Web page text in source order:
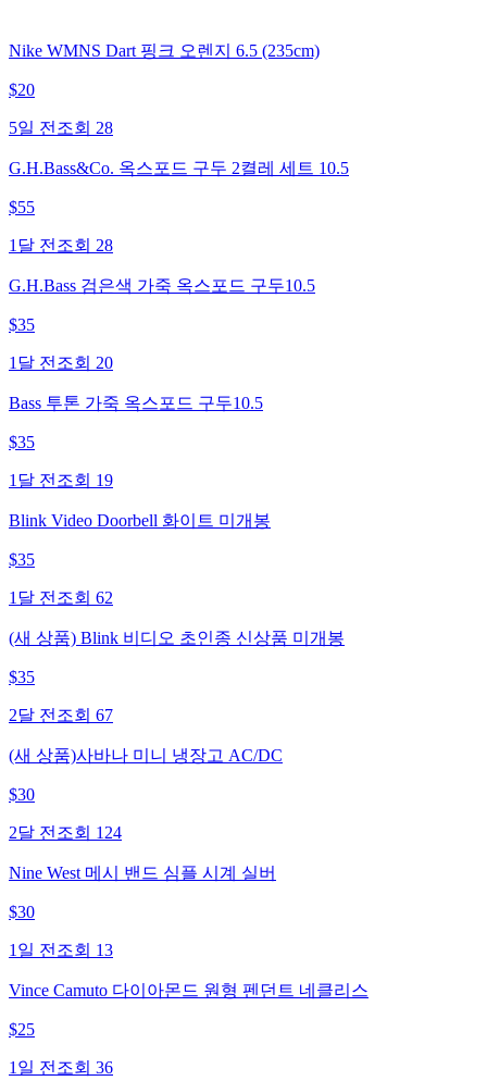
Nike WMNS Dart 핑크 오렌지 6.5 (235cm)
$20
5일 전 조회 28
G.H.Bass&Co. 옥스포드 구두 2켤레 세트 10.5
$55
1달 전 조회 28
G.H.Bass 검은색 가죽 옥스포드 구두10.5
$35
1달 전 조회 20
Bass 투톤 가죽 옥스포드 구두10.5
$35
1달 전 조회 19
Blink Video Doorbell 화이트 미개봉
$35
1달 전 조회 62
(새 상품) Blink 비디오 초인종 신상품 미개봉
$35
2달 전 조회 67
(새 상품)사바나 미니 냉장고 AC/DC
$30
2달 전 조회 124
Nine West 메시 밴드 심플 시계 실버
$30
1일 전 조회 13
Vince Camuto 다이아몬드 원형 펜던트 네클리스
$25
1일 전 조회 36